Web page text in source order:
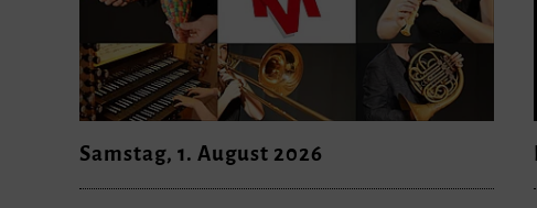
Samstag, 1. August 2026